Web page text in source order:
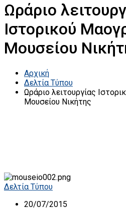
Ωράριο
Ιστορικού
Μουσείου
Αρχική
Δελτία Τύπου
Ωράριο λειτουργίας
Μουσείου Νικήτης
Δελτία Τύπου
20/07/2015